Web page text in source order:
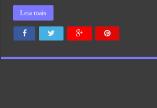
Leia mais